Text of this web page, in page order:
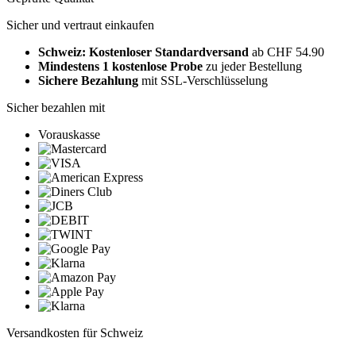
Sicher und vertraut einkaufen
Schweiz: Kostenloser Standardversand ab CHF 54.90
Mindestens 1 kostenlose Probe zu jeder Bestellung
Sichere Bezahlung mit SSL-Verschlüsselung
Sicher bezahlen mit
Vorauskasse
Versandkosten für Schweiz